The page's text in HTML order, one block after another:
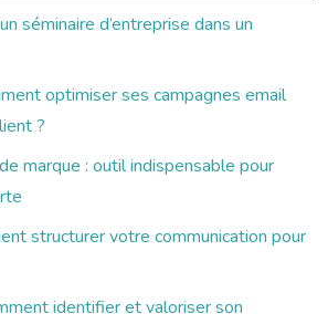
séminaire d’entreprise dans un
optimiser ses campagnes email
?
marque : outil indispensable pour
structurer votre communication pour
identifier et valoriser son